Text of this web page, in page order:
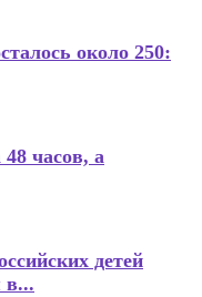
около 250:
48 часов, а
детей
в...